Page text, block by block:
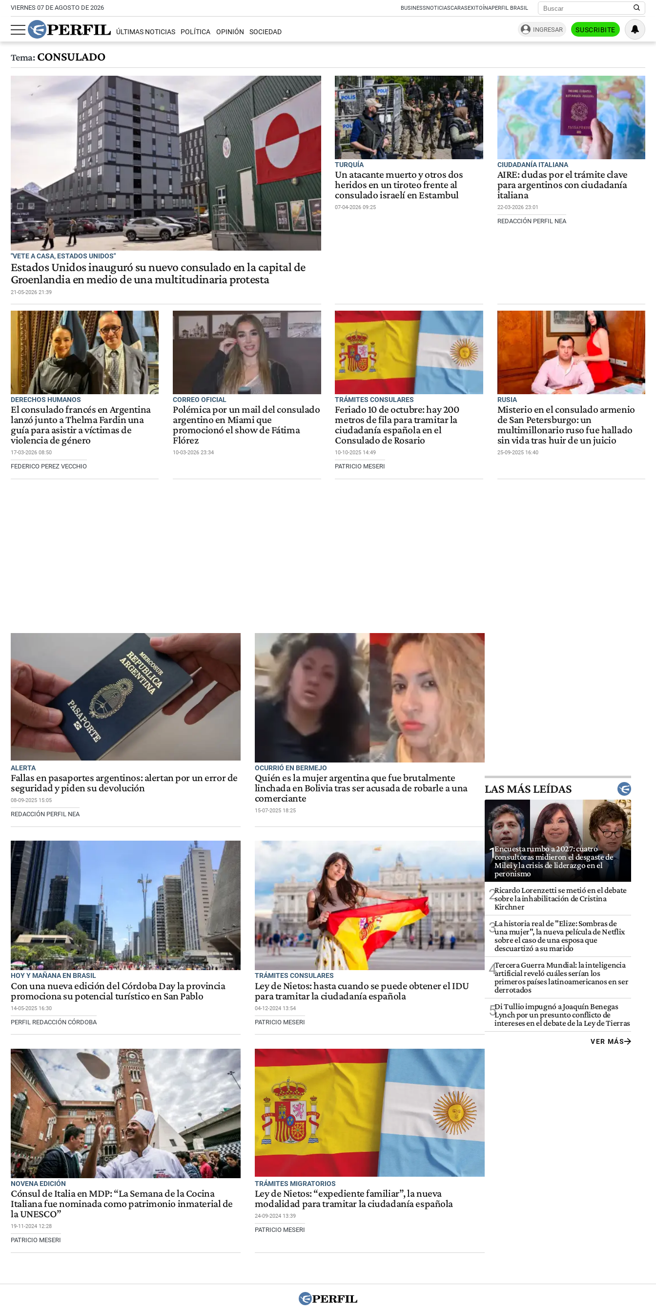
VIERNES 07 DE AGOSTO DE 2026 BUSINESSNOTICIASCARASEXITOÍNAPERFIL BRASIL
ÚLTIMAS NOTICIAS POLÍTICA OPINIÓN SOCIEDAD INGRESAR SUSCRIBITE
Tema:CONSULADO
"VETE A CASA, ESTADOS UNIDOS"
Estados Unidos inauguró su nuevo consulado en la capital de
Groenlandia en medio de una multitudinaria protesta
21-05-2026 21:39
TURQUÍA
Un atacante muerto y otros dos
heridos en un tiroteo frente al
consulado israelí en Estambul
07-04-2026 09:25
CIUDADANÍA ITALIANA
AIRE: dudas por el trámite clave
para argentinos con ciudadanía
italiana
22-03-2026 23:01
REDACCIÓN PERFIL NEA
DERECHOS HUMANOS
El consulado francés en Argentina
lanzó junto a Thelma Fardin una
guía para asistir a víctimas de
violencia de género
17-03-2026 08:50
FEDERICO PEREZ VECCHIO
CORREO OFICIAL
Polémica por un mail del consulado
argentino en Miami que
promocionó el show de Fátima
Flórez
10-03-2026 23:34
TRÁMITES CONSULARES
Feriado 10 de octubre: hay 200
metros de fila para tramitar la
ciudadanía española en el
Consulado de Rosario
10-10-2025 14:49
PATRICIO MESERI
RUSIA
Misterio en el consulado armenio
de San Petersburgo: un
multimillonario ruso fue hallado
sin vida tras huir de un juicio
25-09-2025 16:40
ALERTA
Fallas en pasaportes argentinos: alertan por un error de
seguridad y piden su devolución
08-09-2025 15:05
REDACCIÓN PERFIL NEA
OCURRIÓ EN BERMEJO
Quién es la mujer argentina que fue brutalmente
linchada en Bolivia tras ser acusada de robarle a una
comerciante
15-07-2025 18:25
HOY Y MAÑANA EN BRASIL
Con una nueva edición del Córdoba Day la provincia
promociona su potencial turístico en San Pablo
14-05-2025 16:30
PERFIL REDACCIÓN CÓRDOBA
TRÁMITES CONSULARES
Ley de Nietos: hasta cuando se puede obtener el IDU
para tramitar la ciudadanía española
04-12-2024 13:54
PATRICIO MESERI
NOVENA EDICIÓN
Cónsul de Italia en MDP: “La Semana de la Cocina
Italiana fue nominada como patrimonio inmaterial de
la UNESCO”
19-11-2024 12:28
PATRICIO MESERI
TRÁMITES MIGRATORIOS
Ley de Nietos: “expediente familiar”, la nueva
modalidad para tramitar la ciudadanía española
24-09-2024 13:39
PATRICIO MESERI
LAS MÁS LEÍDAS
1Encuesta rumbo a 2027: cuatro
consultoras midieron el desgaste de
Milei y la crisis de liderazgo en el
peronismo
2Ricardo Lorenzetti se metió en el debate
sobre la inhabilitación de Cristina
Kirchner
3La historia real de "Elize: Sombras de
una mujer", la nueva película de Netflix
sobre el caso de una esposa que
descuartizó a su marido
4Tercera Guerra Mundial: la inteligencia
artificial reveló cuáles serían los
primeros países latinoamericanos en ser
derrotados
5Di Tullio impugnó a Joaquín Benegas
Lynch por un presunto conflicto de
intereses en el debate de la Ley de Tierras
VER MÁS